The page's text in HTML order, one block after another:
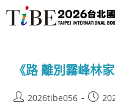
《路 離別霧峰林
2026tibe056